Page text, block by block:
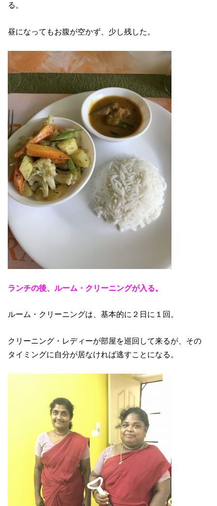
る。
昼になってもお腹が空かず、少し残した。
ランチの後、ルーム・クリーニングが入る。
ルーム・クリーニングは、基本的に２日に１回。
クリーニング・レディーが部屋を巡回して来るが、その
タイミングに自分が居なければ逃すことになる。